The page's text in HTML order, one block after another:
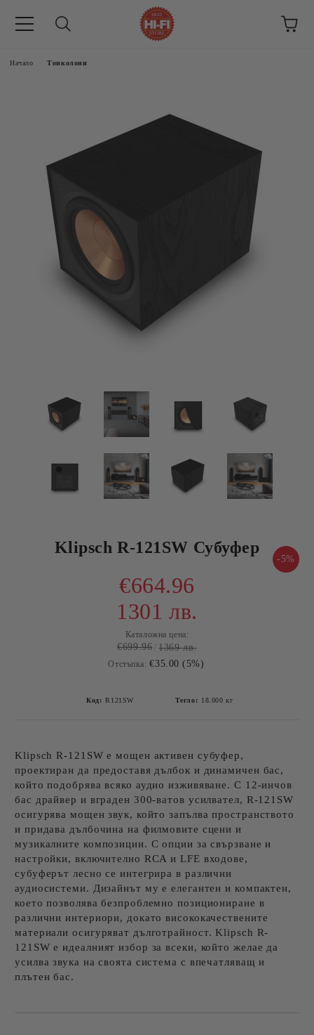
Начало Тонколони
Klipsch R-121SW Субуфер
-5%
€664.96
1301 лв.
Каталожна цена:
€699.96 1369 лв.
Отстъпка: €35.00 (5%)
Код: R121SW Тегло: 18.000 кг
Klipsch R-121SW е мощен активен субуфер,
проектиран да предоставя дълбок и динамичен бас,
който подобрява всяко аудио изживяване. С 12-инчов
бас драйвер и вграден 300-ватов усилвател, R-121SW
осигурява мощен звук, който запълва пространството
и придава дълбочина на филмовите сцени и
музикалните композиции. С опции за свързване и
настройки, включително RCA и LFE входове,
субуферът лесно се интегрира в различни
аудиосистеми. Дизайнът му е елегантен и компактен,
което позволява безпроблемно позициониране в
различни интериори, докато висококачествените
материали осигуряват дълготрайност. Klipsch R-
121SW е идеалният избор за всеки, който желае да
усилва звука на своята система с впечатляващ и
плътен бас.